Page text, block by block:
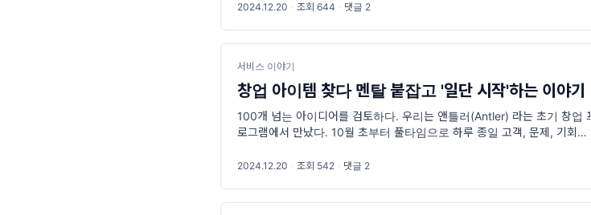
2024.12.20 · 조회 644 · 댓글 2
서비스 이야기
창업 아이템 찾다 멘탈 붙잡고 '일단 시작'하는 이야기
100개 넘는 아이디어를 검토하다. 우리는 앤틀러(Antler) 라는 초기 창업 프
로그램에서 만났다. 10월 초부터 풀타임으로 하루 종일 고객, 문제, 기회를
2024.12.20 · 조회 542 · 댓글 2